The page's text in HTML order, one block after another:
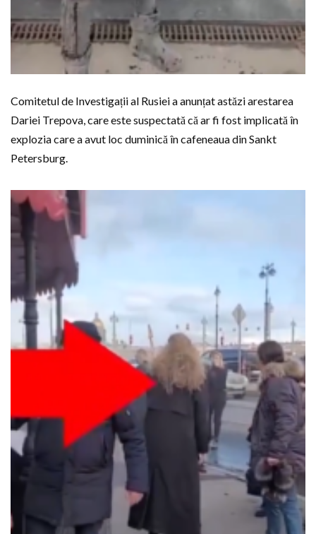
Comitetul de Investigații al Rusiei a anunțat astăzi arestarea
Dariei Trepova, care este suspectată că ar fi fost implicată în
explozia care a avut loc duminică în cafeneaua din Sankt
Petersburg.